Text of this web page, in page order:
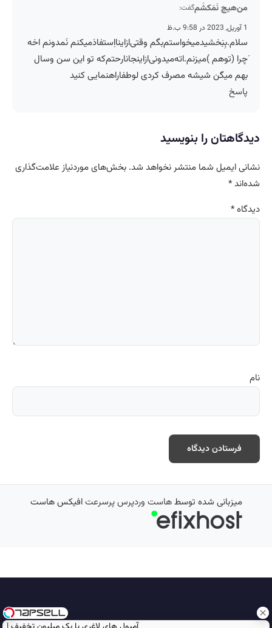
من‌هیچ نَمَكشَمگفت:
1 آوریل, 2023 در 9:58 ب.ظ
سلام.بِبَخشید‌میخواستم‌بگم وقتی‌ازاینا‌اِستفادَميكنم‌‌ نَمدونم‌ اخه
َچرا (توهم )میزنم‌.اته‌میدونی‌از‌اینجا‌نارحتم‌که تو این سن وسال
بهم میگن شیشه مصرف کردی لوطفا‌راهنمایی کنید
پاسخ
دیدگاهتان را بنویسید
نشانی ایمیل شما منتشر نخواهد شد. بخش‌های موردنیاز علامت‌گذاری
شده‌اند*
دیدگاه*
نام
میزبانی شده توسطهاست وردپرس پرسرعتافیکس هاست